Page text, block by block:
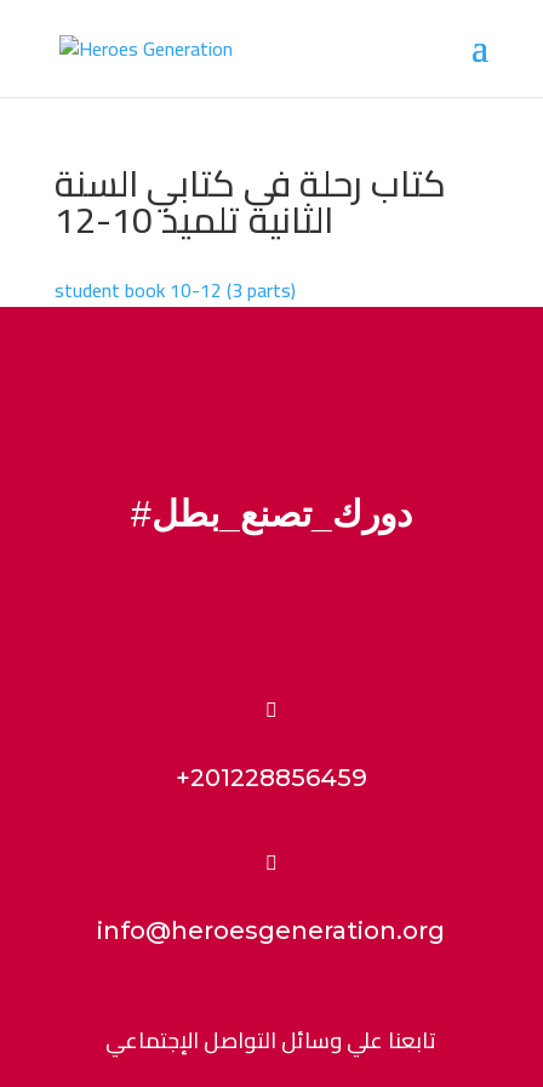
كتاب رحلة فى كتابي السنة
الثانية تلميذ 10-12
student book 10-12 (3 parts)
#دورك_تصنع_بطل

+201228856459

info@heroesgeneration.org
تابعنا علي وسائل التواصل الإجتماعي